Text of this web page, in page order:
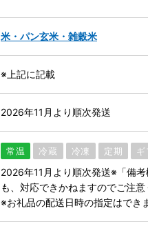
米・パン玄米・雑穀米
※上記に記載
2026年11月より順次発送
常温 冷蔵 冷凍 定期 ギ
2026年11月より順次発送※「備
も、対応できかねますのでご注意
※お礼品の配送日時の指定はでき